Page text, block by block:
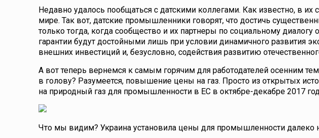
Недавно удалось пообщаться с датскими коллегами. Как известно, в
мире. Так вот, датские промышленники говорят, что достичь
только тогда, когда сообщество и их партнеры по социальному диалогу
гарантии будут достойными лишь при условии динамичного развития
внешних инвестиций и, безусловно, содействия развитию
А вот теперь вернемся к самым горячим для работодателей осенним
в голову? Разумеется, повышение цены на газ. Просто из открытых
на природный газ для промышленности в ЕС в октябре-декабре 2017
Что мы видим? Украина установила цены для промышленности далеко